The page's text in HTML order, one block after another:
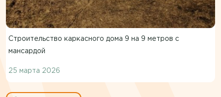
Строительство каркасного дома 9 на 9 метров с
мансардой
25 марта 2026